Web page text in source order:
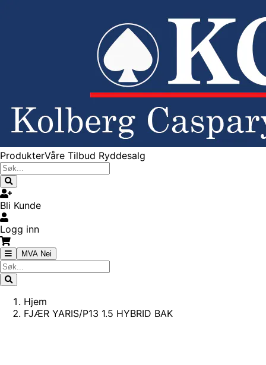
ProdukterVåre Tilbud Ryddesalg
Bli Kunde
Logg inn
MVA Nei
Hjem
FJÆR YARIS/P13 1.5 HYBRID BAK